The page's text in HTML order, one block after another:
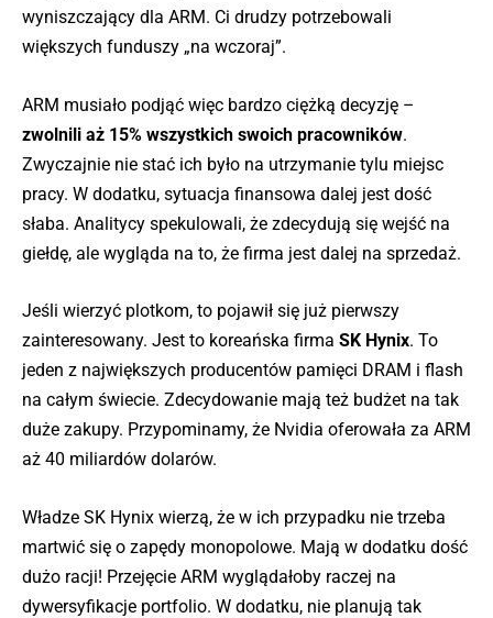
wyniszczający dla ARM. Ci drudzy potrzebowali
większych funduszy „na wczoraj”.
ARM musiało podjąć więc bardzo ciężką decyzję –
zwolnili aż 15% wszystkich swoich pracowników.
Zwyczajnie nie stać ich było na utrzymanie tylu miejsc
pracy. W dodatku, sytuacja finansowa dalej jest dość
słaba. Analitycy spekulowali, że zdecydują się wejść na
giełdę, ale wygląda na to, że firma jest dalej na sprzedaż.
Jeśli wierzyć plotkom, to pojawił się już pierwszy
zainteresowany. Jest to koreańska firma SK Hynix. To
jeden z największych producentów pamięci DRAM i flash
na całym świecie. Zdecydowanie mają też budżet na tak
duże zakupy. Przypominamy, że Nvidia oferowała za ARM
aż 40 miliardów dolarów.
Władze SK Hynix wierzą, że w ich przypadku nie trzeba
martwić się o zapędy monopolowe. Mają w dodatku dość
dużo racji! Przejęcie ARM wyglądałoby raczej na
dywersyfikacje portfolio. W dodatku, nie planują tak